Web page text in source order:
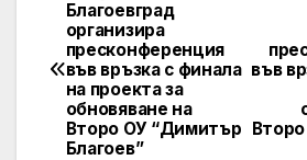
navigation
във
Благоевград
организира
пресконференция
във връзка с финала
на проекта за
обновяване на
Второ ОУ “Димитър
Благоев”